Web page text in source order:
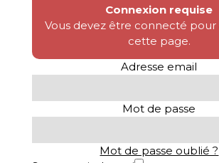
Connexion requise
Vous devez être connecté pour
cette page.
Adresse email
Mot de passe
Mot de passe oublié ?